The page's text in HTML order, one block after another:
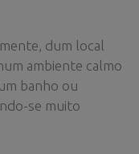
dum local
ambiente calmo
banho ou
se muito